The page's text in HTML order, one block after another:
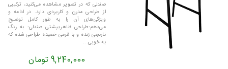
صندلی که در تصویر مشاهده می‌کنید، ترکیبی
از طراحی مدرن و کاربردی دارد. در ادامه و
ویژگی‌های آن را به طور کامل توضیح
می‌دهم:طراحی ظاهریپشتی صندلی: به رنگ
نارنجی زنده و با فرمی خمیده طراحی شده که
به خوبی...
9,240,000 تومان